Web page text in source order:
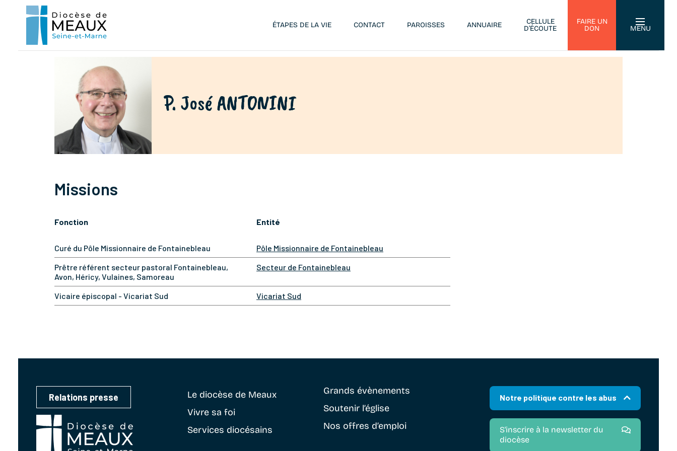
ÉTAPES DE LA VIE CONTACT PAROISSES ANNUAIRE
CELLULE
D’ÉCOUTE
FAIRE UN
DON
MENU
P. José ANTONINI
Missions
Fonction Entité
Curé du Pôle Missionnaire de Fontainebleau
Pôle Missionnaire de Fontainebleau
Prêtre référent secteur pastoral Fontainebleau,
Avon, Héricy, Vulaines, Samoreau
Secteur de Fontainebleau
Vicaire épiscopal - Vicariat Sud Vicariat Sud
Relations presse Le diocèse de Meaux
Vivre sa foi
Services diocésains
Grands évènements
Soutenir l’église
Nos offres d’emploi
Notre politique contre les abus
S'inscrire à la newsletter du
diocèse